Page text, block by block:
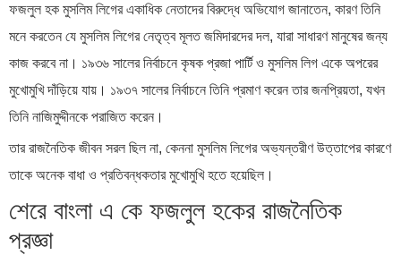
ফজলুল হক মুসলিম লিগের একাধিক নেতাদের বিরুদ্ধে অভিযোগ জানাতেন, কারণ তিনি
মনে করতেন যে মুসলিম লিগের নেতৃত্ব মূলত জমিদারদের দল, যারা সাধারণ মানুষের জন্য
কাজ করবে না। ১৯৩৬ সালের নির্বাচনে কৃষক প্রজা পার্টি ও মুসলিম লিগ একে অপরের
মুখোমুখি দাঁড়িয়ে যায়। ১৯৩৭ সালের নির্বাচনে তিনি প্রমাণ করেন তার জনপ্রিয়তা, যখন
তিনি নাজিমুদ্দীনকে পরাজিত করেন।
তার রাজনৈতিক জীবন সরল ছিল না, কেননা মুসলিম লিগের অভ্যন্তরীণ উত্তাপের কারণে
তাকে অনেক বাধা ও প্রতিবন্ধকতার মুখোমুখি হতে হয়েছিল।
শেরে বাংলা এ কে ফজলুল হকের রাজনৈতিক
প্রজ্ঞা